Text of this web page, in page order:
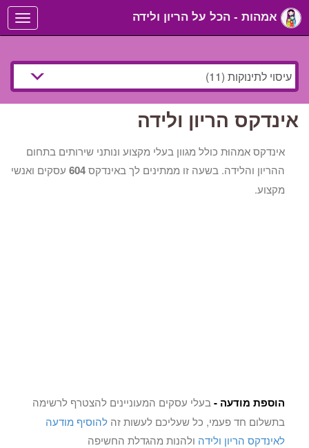
Toggle
navigation
אינדקס הריון ולידה
אינדקס אמהוּת כולל מגוון בעלי מקצוע ונותני שירותים בתחום
ההריון והלידה. בשעה זו ממתינים לך באינדקס604 עסקים ואנשי
מקצוע.
הוספת מודעה - בעלי עסקים המעוניינים להצטרף לרשימה
בתשלום חד פעמי, כל שעליכם לעשות זה להוסיף מודעה
לאינדקס הריון ולידה ולהנות מהגדלת החשיפה